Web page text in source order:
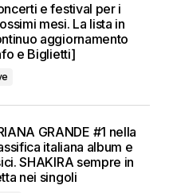
e festival per i
mesi. La lista in
aggiornamento
e Biglietti]
GRANDE #1 nella
italiana album e
SHAKIRA sempre in
nei singoli